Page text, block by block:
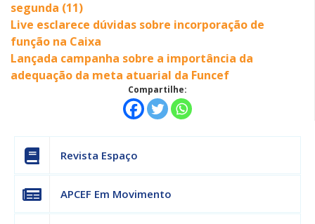
segunda (11)
Live esclarece dúvidas sobre incorporação de
função na Caixa
Lançada campanha sobre a importância da
adequação da meta atuarial da Funcef
Compartilhe:
Revista Espaço
APCEF Em Movimento